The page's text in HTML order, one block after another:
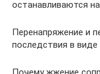
останавливаются
Перенапряжение и
последствия в